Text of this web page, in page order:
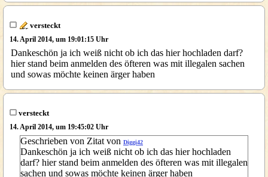
versteckt
14. April 2014, um 19:01:15 Uhr
Dankeschön ja ich weiß nicht ob ich das hier hochladen darf?
hier stand beim anmelden des öfteren was mit illegalen sachen
und sowas möchte keinen ärger haben
versteckt
14. April 2014, um 19:45:02 Uhr
Geschrieben von Zitat von Diggi42
Dankeschön ja ich weiß nicht ob ich das hier hochladen
darf? hier stand beim anmelden des öfteren was mit illegalen
sachen und sowas möchte keinen ärger haben